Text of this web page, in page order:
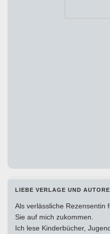
LIEBE VERLAGE UND
Als verlässliche Rezensentin
Sie auf mich zukommen.
Ich lese Kinderbücher,